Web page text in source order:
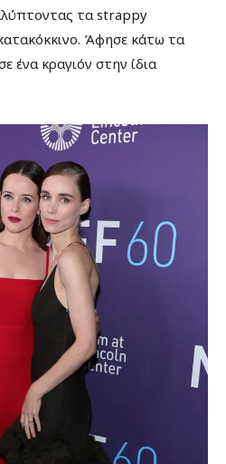
τα strappy
Άφησε κάτω τα
ένα κραγιόν στην ίδια